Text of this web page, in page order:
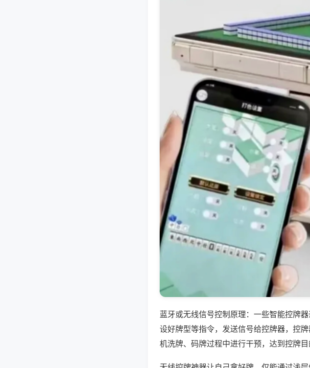
蓝牙或无线信号控制原理：一些智能控牌
设好牌型等指令，发送信号给控牌器，控
机洗牌、码牌过程中进行干预，达到控牌目